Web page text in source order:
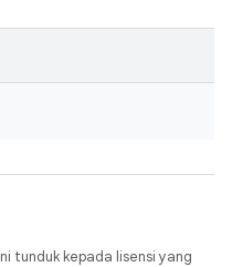
tunduk kepada lisensi yang